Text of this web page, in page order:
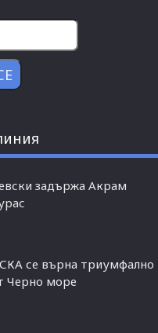
задържа Акрам
се върна триумфално
Черно море